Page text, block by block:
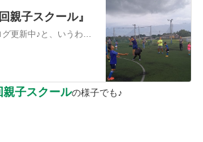
親子スクール』
親子スクールの様子でも♪